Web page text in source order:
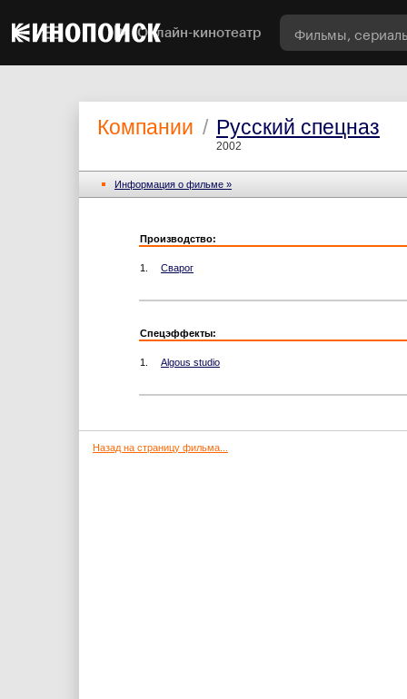
Онлайн-кинотеатр
Компании / Русский спецназ
2002
Информация o фильме »
Производство:
1. Сварог
Спецэффекты:
1. Algous studio
Назад на страницу фильма...